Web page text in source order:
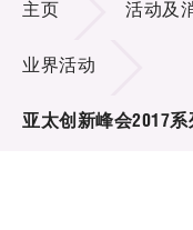
项目及资助计
主页 活动及
业界活动
亚太创新峰会2017系